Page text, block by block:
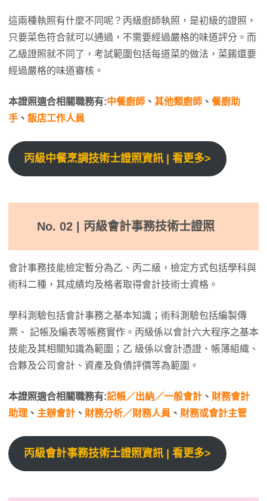
這兩種執照有什麼不同呢？丙級廚師執照，是初級的證照，
只要菜色符合就可以通過，不需要經過嚴格的味道評分。而
乙級證照就不同了，考試範圍包括每道菜的做法，菜餚還要
經過嚴格的味道審核。
本證照適合相關職務有:中餐廚師 、 其他類廚師 、 餐廚助
手 、 飯店工作人員
丙級中餐烹調技術士證照資訊 | 看更多>
No. 02 | 丙級會計事務技術士證照
會計事務技能檢定暫分為乙、丙二級，檢定方式包括學科與
術科二種，其成績均及格者取得會計技術士資格。
學科測驗包括會計事務之基本知識；術科測驗包括編製傳
票、 記帳及編表等帳務實作。丙級係以會計六大程序之基本
技能及其相關知識為範圍；乙 級係以會計憑證、帳簿組織、
合夥及公司會計、資產及負債評價等為範圍。
本證照適合相關職務有:記帳／出納／一般會計 、 財務會計
助理 、 主辦會計 、 財務分析／財務人員 、 財務或會計主管
丙級會計事務技術士證照資訊 | 看更多>